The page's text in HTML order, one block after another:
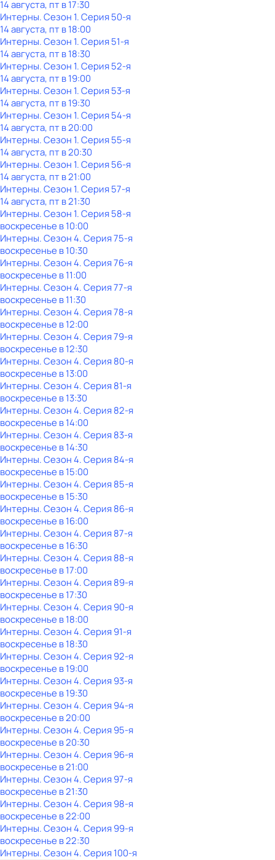
14 августа, пт в 17:30
Интерны. Сезон 1. Серия 50-я
14 августа, пт в 18:00
Интерны. Сезон 1. Серия 51-я
14 августа, пт в 18:30
Интерны. Сезон 1. Серия 52-я
14 августа, пт в 19:00
Интерны. Сезон 1. Серия 53-я
14 августа, пт в 19:30
Интерны. Сезон 1. Серия 54-я
14 августа, пт в 20:00
Интерны. Сезон 1. Серия 55-я
14 августа, пт в 20:30
Интерны. Сезон 1. Серия 56-я
14 августа, пт в 21:00
Интерны. Сезон 1. Серия 57-я
14 августа, пт в 21:30
Интерны. Сезон 1. Серия 58-я
воскресенье в10:00
Интерны. Сезон 4. Серия 75-я
воскресенье в10:30
Интерны. Сезон 4. Серия 76-я
воскресенье в11:00
Интерны. Сезон 4. Серия 77-я
воскресенье в11:30
Интерны. Сезон 4. Серия 78-я
воскресенье в12:00
Интерны. Сезон 4. Серия 79-я
воскресенье в12:30
Интерны. Сезон 4. Серия 80-я
воскресенье в13:00
Интерны. Сезон 4. Серия 81-я
воскресенье в13:30
Интерны. Сезон 4. Серия 82-я
воскресенье в14:00
Интерны. Сезон 4. Серия 83-я
воскресенье в14:30
Интерны. Сезон 4. Серия 84-я
воскресенье в15:00
Интерны. Сезон 4. Серия 85-я
воскресенье в15:30
Интерны. Сезон 4. Серия 86-я
воскресенье в16:00
Интерны. Сезон 4. Серия 87-я
воскресенье в16:30
Интерны. Сезон 4. Серия 88-я
воскресенье в17:00
Интерны. Сезон 4. Серия 89-я
воскресенье в17:30
Интерны. Сезон 4. Серия 90-я
воскресенье в18:00
Интерны. Сезон 4. Серия 91-я
воскресенье в18:30
Интерны. Сезон 4. Серия 92-я
воскресенье в19:00
Интерны. Сезон 4. Серия 93-я
воскресенье в19:30
Интерны. Сезон 4. Серия 94-я
воскресенье в20:00
Интерны. Сезон 4. Серия 95-я
воскресенье в20:30
Интерны. Сезон 4. Серия 96-я
воскресенье в21:00
Интерны. Сезон 4. Серия 97-я
воскресенье в21:30
Интерны. Сезон 4. Серия 98-я
воскресенье в22:00
Интерны. Сезон 4. Серия 99-я
воскресенье в22:30
Интерны. Сезон 4. Серия 100-я